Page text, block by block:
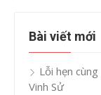
Bài viết mới
Lỗi hẹn
Vinh Sử